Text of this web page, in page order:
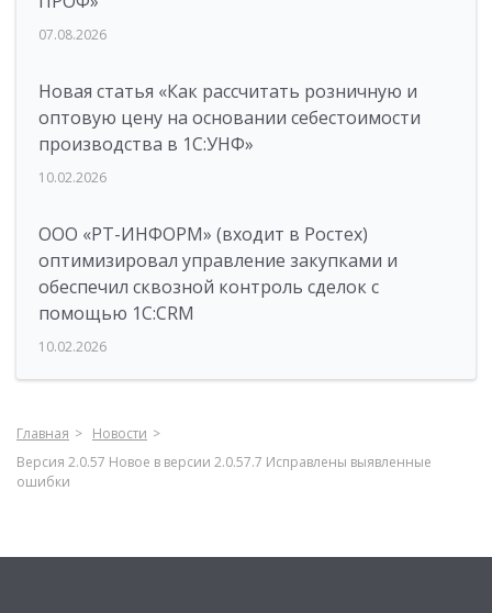
07.08.2026
Новая статья «Как рассчитать розничную и
оптовую цену на основании себестоимости
производства в 1С:УНФ»
10.02.2026
ООО «РТ-ИНФОРМ» (входит в Ростех)
оптимизировал управление закупками и
обеспечил сквозной контроль сделок с
помощью 1С:CRM
10.02.2026
Главная
Новости
Версия 2.0.57 Новое в версии 2.0.57.7 Исправлены выявленные
ошибки